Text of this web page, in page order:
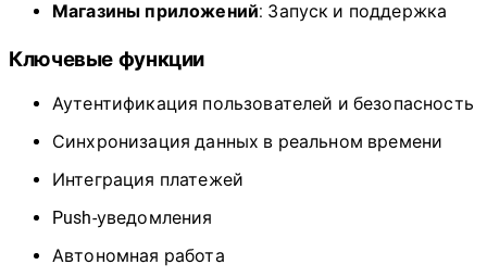
Магазины приложений: Запуск и поддержка
Ключевые функции
Аутентификация пользователей и безопасность
Синхронизация данных в реальном времени
Интеграция платежей
Push-уведомления
Автономная работа